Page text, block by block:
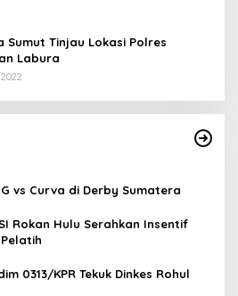
Sumut Tinjau Lokasi Polres
Labura
vs Curva di Derby Sumatera
Rokan Hulu Serahkan Insentif
0313/KPR Tekuk Dinkes Rohul